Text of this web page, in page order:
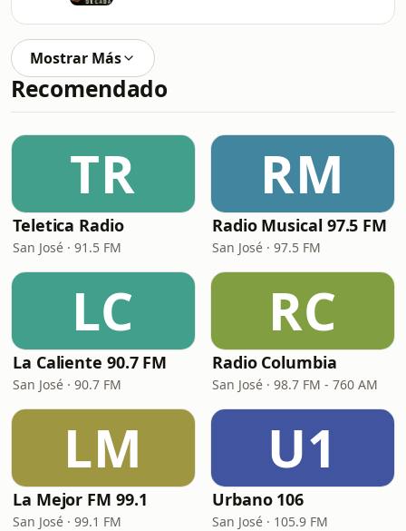
Mostrar Más
Recomendado
TR
Teletica Radio
San José · 91.5 FM
RM
Radio Musical 97.5 FM
San José · 97.5 FM
LC
La Caliente 90.7 FM
San José · 90.7 FM
RC
Radio Columbia
San José · 98.7 FM - 760 AM
LM
La Mejor FM 99.1
San José · 99.1 FM
U1
Urbano 106
San José · 105.9 FM